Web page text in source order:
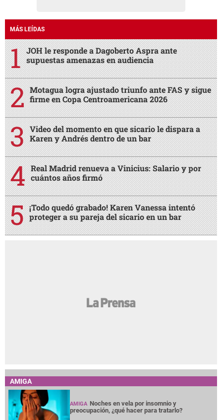
MÁS LEÍDAS
JOH le responde a Dagoberto Aspra ante
supuestas amenazas en audiencia
Motagua logra ajustado triunfo ante FAS y sigue
firme en Copa Centroamericana 2026
Video del momento en que sicario le dispara a
Karen y Andrés dentro de un bar
Real Madrid renueva a Vinicius: Salario y por
cuántos años firmó
¡Todo quedó grabado! Karen Vanessa intentó
proteger a su pareja del sicario en un bar
AMIGA
AMIGA Noches en vela por insomnio y
preocupación, ¿qué hacer para tratarlo?